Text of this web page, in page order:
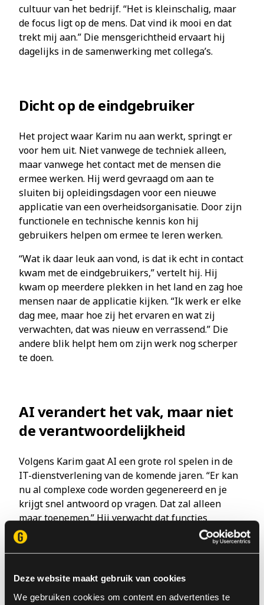
Deze website maakt gebruik van cookies
We gebruiken cookies om content en advertenties te
cultuur van het bedrijf. “Het is kleinschalig, maar
de focus ligt op de mens. Dat vind ik mooi en dat
trekt mij aan.” Die mensgerichtheid ervaart hij
dagelijks in de samenwerking met collega’s.
Dicht op de eindgebruiker
Het project waar Karim nu aan werkt, springt er
voor hem uit. Niet vanwege de techniek alleen,
maar vanwege het contact met de mensen die
ermee werken. Hij werd gevraagd om aan te
sluiten bij opleidingsdagen voor een nieuwe
applicatie van een overheidsorganisatie. Door zijn
functionele en technische kennis kon hij
gebruikers helpen om ermee te leren werken.
“Wat ik daar leuk aan vond, is dat ik echt in contact
kwam met de eindgebruikers,” vertelt hij. Hij
kwam op meerdere plekken in het land en zag hoe
mensen naar de applicatie kijken. “Ik werk er elke
dag mee, maar hoe zij het ervaren en wat zij
verwachten, dat was nieuw en verrassend.” Die
andere blik helpt hem om zijn werk nog scherper
te doen.
AI verandert het vak, maar niet
de verantwoordelijkheid
Volgens Karim gaat AI een grote rol spelen in de
IT-dienstverlening van de komende jaren. “Er kan
nu al complexe code worden gegenereerd en je
krijgt snel antwoord op vragen. Dat zal alleen
maar toenemen.” Hij verwacht dat functies
veranderen en dat de rol van IT’ers verschuift.
Minder zelf code schrijven, meer aansturen en
Voor junioren ziet hij daarin een duidelijke
opdracht. “Ze zouden zich meer moeten focussen